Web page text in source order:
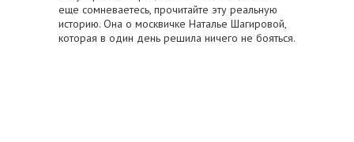
еще сомневаетесь, прочитайте эту реальную
историю. Она о москвичке Наталье Шагировой,
которая в один день решила ничего не бояться.